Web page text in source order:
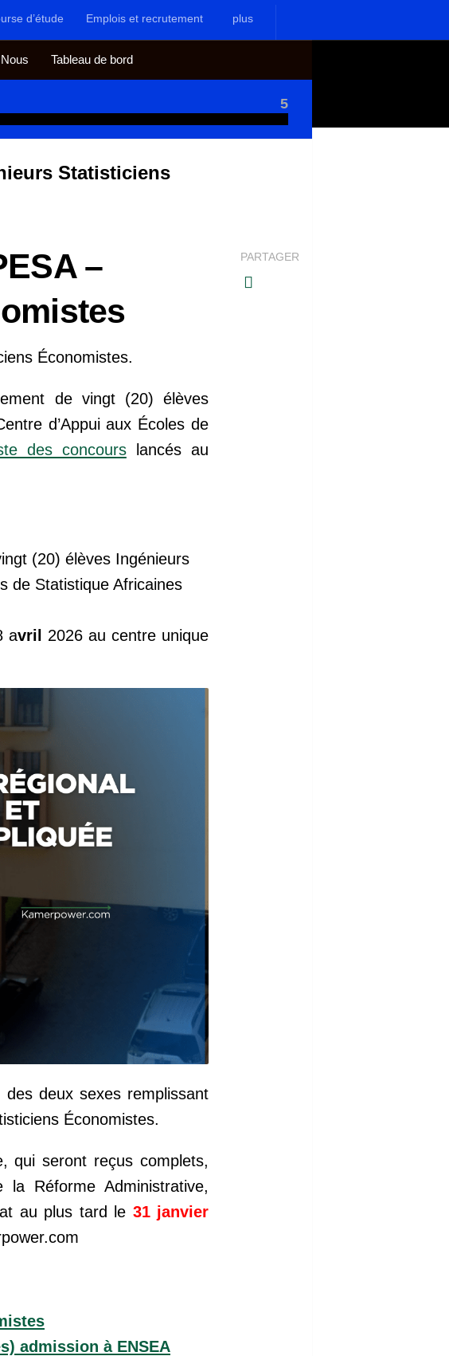
d’étude Emplois et recrutement plus
Tableau de bord
5
Statisticiens
–
Économistes.
de vingt (20) élèves
d’Appui aux Écoles de
des concourslancés au
(20) élèves Ingénieurs
de Statistique Africaines
avril 2026 au centre unique
deux sexes remplissant
Économistes.
qui seront reçus complets,
Réforme Administrative,
au plus tard le 31 janvier
admission à ENSEA
PARTAGER